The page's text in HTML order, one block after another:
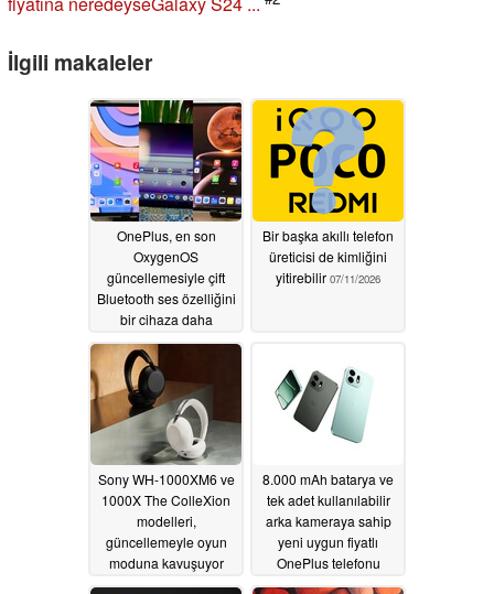
İlgili makaleler
OnePlus, en son
OxygenOS
güncellemesiyle çift
Bluetooth ses özelliğini
bir cihaza daha
genişletiyor07/23/2026
Bir başka akıllı telefon
üreticisi de kimliğini
yitirebilir 07/11/2026
Sony WH-1000XM6 ve
1000X The ColleXion
modelleri,
güncellemeyle oyun
moduna kavuşuyor
07/01/2026
8.000 mAh batarya ve
tek adet kullanılabilir
arka kameraya sahip
yeni uygun fiyatlı
OnePlus telefonu
piyasaya sürüldü